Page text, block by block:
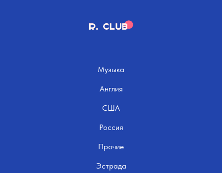
Музыка
Англия
США
Россия
Прочие
Эстрада